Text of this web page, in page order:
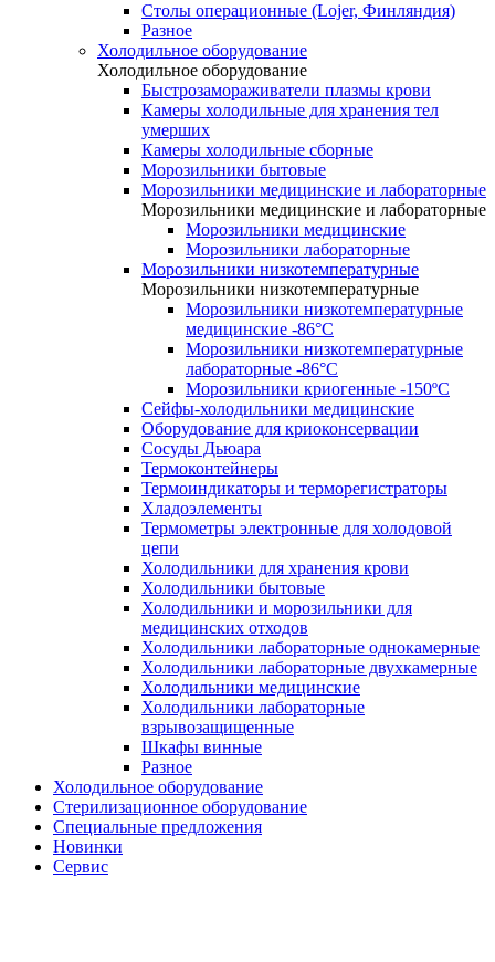
Столы операционные (Lojer, Финляндия)
Разное
Холодильное оборудование
Холодильное оборудование
Быстрозамораживатели плазмы крови
Камеры холодильные для хранения тел
умерших
Камеры холодильные сборные
Морозильники бытовые
Морозильники медицинские и лабораторные
Морозильники медицинские и лабораторные
Морозильники медицинские
Морозильники лабораторные
Морозильники низкотемпературные
Морозильники низкотемпературные
Морозильники низкотемпературные
медицинские -86°С
Морозильники низкотемпературные
лабораторные -86°С
Морозильники криогенные -150ºC
Сейфы-холодильники медицинские
Оборудование для криоконсервации
Сосуды Дьюара
Термоконтейнеры
Термоиндикаторы и терморегистраторы
Хладоэлементы
Термометры электронные для холодовой
цепи
Холодильники для хранения крови
Холодильники бытовые
Холодильники и морозильники для
медицинских отходов
Холодильники лабораторные однокамерные
Холодильники лабораторные двухкамерные
Холодильники медицинские
Холодильники лабораторные
взрывозащищенные
Шкафы винные
Разное
Холодильное оборудование
Стерилизационное оборудование
Специальные предложения
Новинки
Сервис